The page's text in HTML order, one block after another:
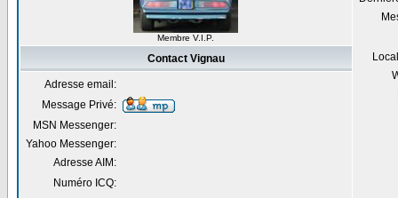
Membre V.I.P.
Contact Vignau
Adresse email:
Message Privé:
MSN Messenger:
Yahoo Messenger:
Adresse AIM:
Numéro ICQ: